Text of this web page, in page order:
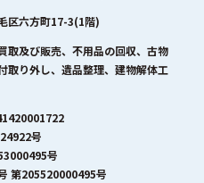
区六方町17-3(1階)
取及び販売、不用品の回収、古物
取り外し、遺品整理、建物解体工
号
号
第205520000495号